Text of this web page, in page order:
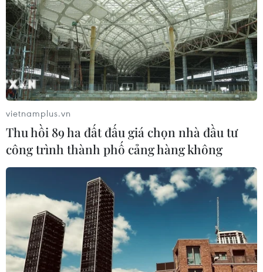
Trao tặng 10 gia đình khó khăn điều
trị vô sinh hiếm muộn miễn phí 100%
30/07/2026 07:37
Xem thêm
CƠ QUAN CHỦ QUẢN: THÔNG TẤN XÃ VIỆT NAM
Tổng Biên tập: TRẦN TIẾN DUẨN
Phó Tổng Biên tập: NGUYỄN THỊ TÁM, KHÚC THANH
THỦY
vietnamplus.vn
Thu hồi 89 ha đất đấu giá chọn nhà đầu tư
công trình thành phố cảng hàng không